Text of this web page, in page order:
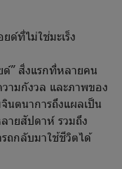
ด์ที่ไม่ใช่มะเร็ง
” สิ่งแรกที่หลายคน
ามกังวล และภาพของ
นตนาการถึงแผลเป็น
ายสัปดาห์ รวมถึง
ถกลับมาใช้ชีวิตได้